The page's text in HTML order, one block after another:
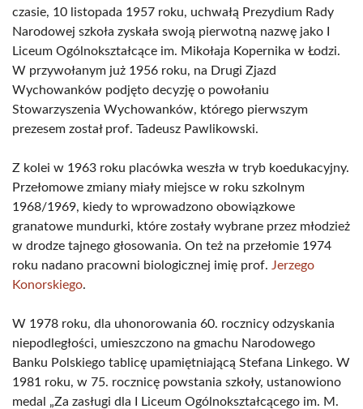
czasie, 10 listopada 1957 roku, uchwałą Prezydium Rady
Narodowej szkoła zyskała swoją pierwotną nazwę jako I
Liceum Ogólnokształcące im. Mikołaja Kopernika w Łodzi.
W przywołanym już 1956 roku, na Drugi Zjazd
Wychowanków podjęto decyzję o powołaniu
Stowarzyszenia Wychowanków, którego pierwszym
prezesem został prof. Tadeusz Pawlikowski.
Z kolei w 1963 roku placówka weszła w tryb koedukacyjny.
Przełomowe zmiany miały miejsce w roku szkolnym
1968/1969, kiedy to wprowadzono obowiązkowe
granatowe mundurki, które zostały wybrane przez młodzież
w drodze tajnego głosowania. On też na przełomie 1974
roku nadano pracowni biologicznej imię prof. Jerzego
Konorskiego.
W 1978 roku, dla uhonorowania 60. rocznicy odzyskania
niepodległości, umieszczono na gmachu Narodowego
Banku Polskiego tablicę upamiętniającą Stefana Linkego. W
1981 roku, w 75. rocznicę powstania szkoły, ustanowiono
medal „Za zasługi dla I Liceum Ogólnokształcącego im. M.